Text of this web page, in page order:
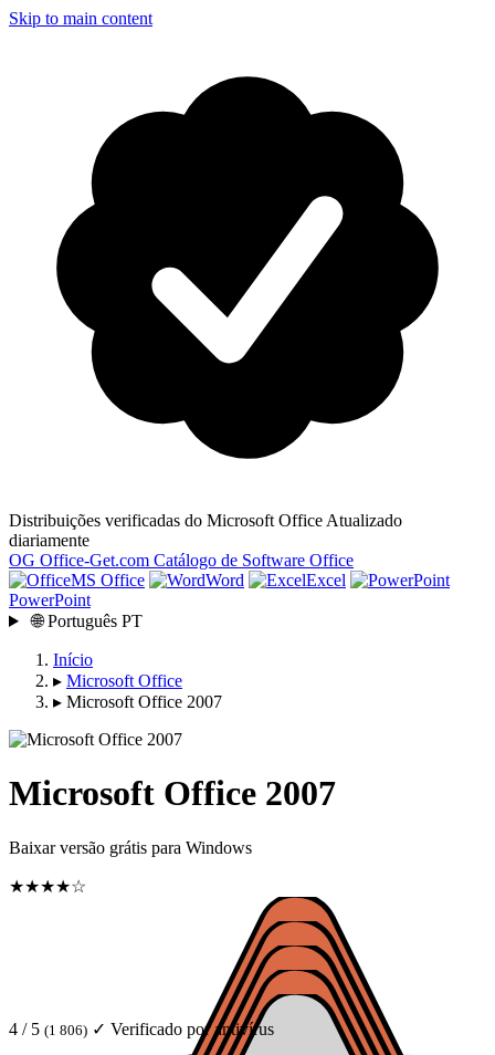
Skip to main content
Distribuições verificadas do Microsoft Office Atualizado
diariamente
OG Office-Get.com Catálogo de Software Office
MS Office
Word
Excel
PowerPoint
🌐 Português PT
Início
▸ Microsoft Office
▸ Microsoft Office 2007
Microsoft Office 2007
Baixar versão grátis para Windows
★★★★☆
4 / 5 (1 806) ✓ Verificado por antivírus